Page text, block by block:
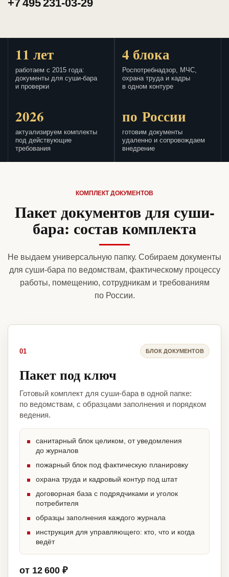
+7 495 231-03-29
11 лет
работаем с 2015 года:
документы для суши-бара
и проверки
4 блока
Роспотребнадзор, МЧС,
охрана труда и кадры
в одном контуре
2026
актуализируем комплекты
под действующие
требования
по России
готовим документы
удаленно и сопровождаем
внедрение
КОМПЛЕКТ ДОКУМЕНТОВ
Пакет документов для суши-
бара: состав комплекта
Не выдаем универсальную папку. Собираем документы
для суши-бара по ведомствам, фактическому процессу
работы, помещению, сотрудникам и требованиям
по России.
01 БЛОК ДОКУМЕНТОВ
Пакет под ключ
Готовый комплект для суши-бара в одной папке:
по ведомствам, с образцами заполнения и порядком
ведения.
санитарный блок целиком, от уведомления
до журналов
пожарный блок под фактическую планировку
охрана труда и кадровый контур под штат
договорная база с подрядчиками и уголок
потребителя
образцы заполнения каждого журнала
инструкция для управляющего: кто, что и когда
ведёт
от 12 600 ₽